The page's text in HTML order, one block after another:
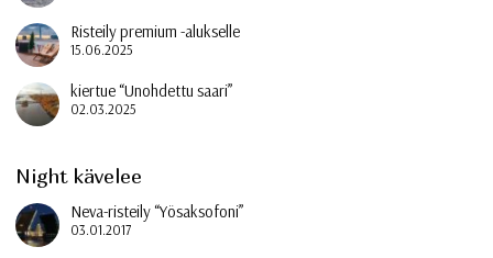
Risteily premium -alukselle
15.06.2025
kiertue “Unohdettu saari”
02.03.2025
Night kävelee
Neva-risteily “Yösaksofoni”
03.01.2017